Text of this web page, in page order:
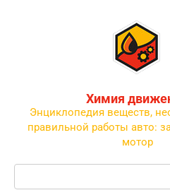
Химия
Энциклопедия веществ,
правильной работы авто:
мотор
Поиск: